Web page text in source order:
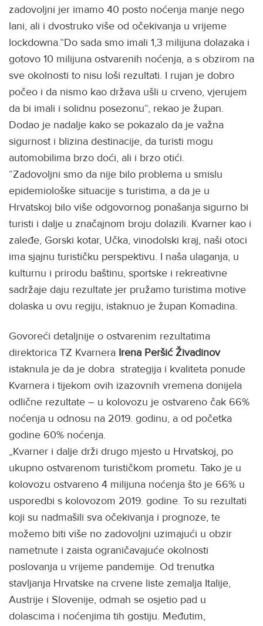
zadovoljni jer imamo 40 posto noćenja manje nego
lani, ali i dvostruko više od očekivanja u vrijeme
lockdowna.“Do sada smo imali 1,3 milijuna dolazaka i
gotovo 10 milijuna ostvarenih noćenja, a s obzirom na
sve okolnosti to nisu loši rezultati. I rujan je dobro
počeo i da nismo kao država ušli u crveno, vjerujem
da bi imali i solidnu posezonu“, rekao je župan.
Dodao je nadalje kako se pokazalo da je važna
sigurnost i blizina destinacije, da turisti mogu
automobilima brzo doći, ali i brzo otići.
“Zadovoljni smo da nije bilo problema u smislu
epidemiološke situacije s turistima, a da je u
Hrvatskoj bilo više odgovornog ponašanja sigurno bi
turisti i dalje u značajnom broju dolazili. Kvarner kao i
zaleđe, Gorski kotar, Učka, vinodolski kraj, naši otoci
ima sjajnu turističku perspektivu. I naša ulaganja, u
kulturnu i prirodu baštinu, sportske i rekreativne
sadržaje daju rezultate jer pružamo turistima motive
dolaska u ovu regiju, istaknuo je župan Komadina.
Govoreći detaljnije o ostvarenim rezultatima
direktorica TZ Kvarnera Irena Peršić Živadinov
istaknula je da je dobra strategija i kvaliteta ponude
Kvarnera i tijekom ovih izazovnih vremena donijela
odlične rezultate – u kolovozu je ostvareno čak 66%
noćenja u odnosu na 2019. godinu, a od početka
godine 60% noćenja.
„Kvarner i dalje drži drugo mjesto u Hrvatskoj, po
ukupno ostvarenom turističkom prometu. Tako je u
kolovozu ostvareno 4 milijuna noćenja što je 66% u
usporedbi s kolovozom 2019. godine. To su rezultati
koji su nadmašili sva očekivanja i prognoze, te
možemo biti više no zadovoljni uzimajući u obzir
nametnute i zaista ograničavajuće okolnosti
poslovanja u vrijeme pandemije. Od trenutka
stavljanja Hrvatske na crvene liste zemalja Italije,
Austrije i Slovenije, odmah se osjetio pad u
dolascima i noćenjima tih gostiju. Međutim,